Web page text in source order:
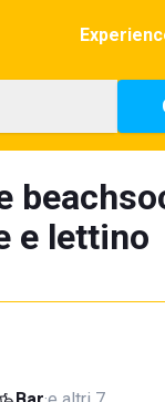
e lettino